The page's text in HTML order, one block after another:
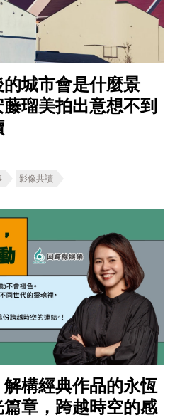
城市會是什麼景
瑠美拍出意想不到
影像共讀
構經典作品的永恆
章，跨越時空的感